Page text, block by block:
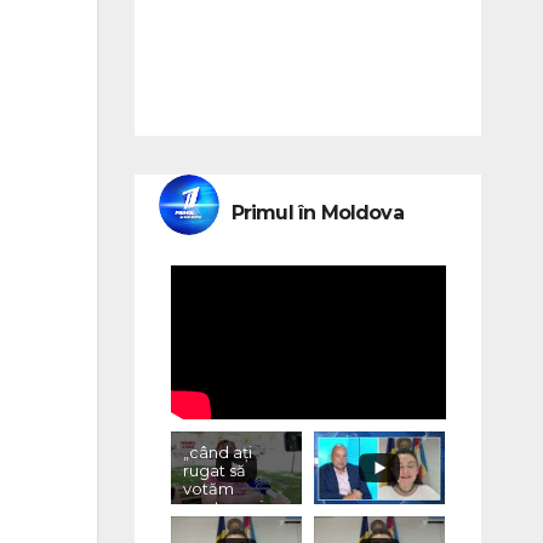
Primul în Moldova
„când ați
rugat să
votăm
pentru voi,
ce ați